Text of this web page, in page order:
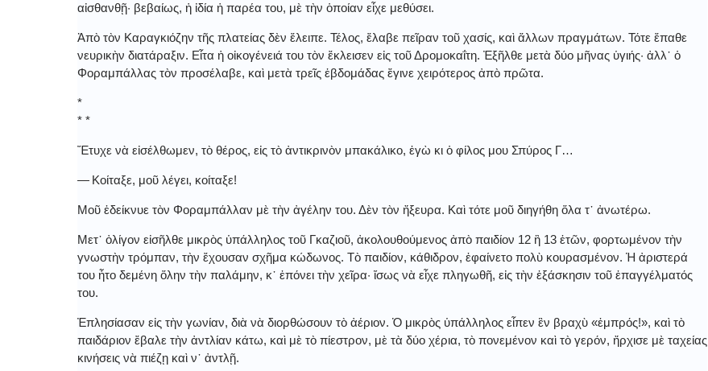
αἰσθανθῇ· βεβαίως, ἡ ἰδία ἡ παρέα του, μὲ τὴν ὁποίαν εἶχε μεθύσει.
Ἀπὸ τὸν Καραγκιόζην τῆς πλατείας δὲν ἔλειπε. Τέλος, ἔλαβε πεῖραν τοῦ χασίς, καὶ ἄλλων πραγμάτων. Τότε ἔπαθε
νευρικὴν διατάραξιν. Εἶτα ἡ οἰκογένειά του τὸν ἔκλεισεν εἰς τοῦ Δρομοκαΐτη. Ἐξῆλθε μετὰ δύο μῆνας ὑγιής· ἀλλ᾿ ὁ
Φοραμπάλλας τὸν προσέλαβε, καὶ μετὰ τρεῖς ἑβδομάδας ἔγινε χειρότερος ἀπὸ πρῶτα.
*
* *
Ἔτυχε νὰ εἰσέλθωμεν, τὸ θέρος, εἰς τὸ ἀντικρινὸν μπακάλικο, ἐγὼ κι ὁ φίλος μου Σπύρος Γ…
― Κοίταξε, μοῦ λέγει, κοίταξε!
Μοῦ ἐδείκνυε τὸν Φοραμπάλλαν μὲ τὴν ἀγέλην του. Δὲν τὸν ἤξευρα. Καὶ τότε μοῦ διηγήθη ὅλα τ᾿ ἀνωτέρω.
Μετ᾿ ὀλίγον εἰσῆλθε μικρὸς ὑπάλληλος τοῦ Γκαζιοῦ, ἀκολουθούμενος ἀπὸ παιδίον 12 ἢ 13 ἐτῶν, φορτωμένον τὴν
γνωστὴν τρόμπαν, τὴν ἔχουσαν σχῆμα κώδωνος. Τὸ παιδίον, κάθιδρον, ἐφαίνετο πολὺ κουρασμένον. Ἡ ἀριστερά
του ἦτο δεμένη ὅλην τὴν παλάμην, κ᾿ ἐπόνει τὴν χεῖρα· ἴσως νὰ εἶχε πληγωθῆ, εἰς τὴν ἐξάσκησιν τοῦ ἐπαγγέλματός
του.
Ἐπλησίασαν εἰς τὴν γωνίαν, διὰ νὰ διορθώσουν τὸ ἀέριον. Ὁ μικρὸς ὑπάλληλος εἶπεν ἓν βραχὺ «ἐμπρός!», καὶ τὸ
παιδάριον ἔβαλε τὴν ἀντλίαν κάτω, καὶ μὲ τὸ πίεστρον, μὲ τὰ δύο χέρια, τὸ πονεμένον καὶ τὸ γερόν, ἤρχισε μὲ ταχείας
κινήσεις νὰ πιέζῃ καὶ ν᾿ ἀντλῇ.